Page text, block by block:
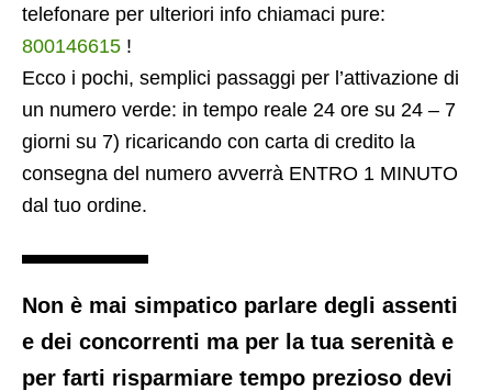
telefonare per ulteriori info chiamaci pure:
800146615 !
Ecco i pochi, semplici passaggi per l’attivazione di
un numero verde: in tempo reale 24 ore su 24 – 7
giorni su 7) ricaricando con carta di credito la
consegna del numero avverrà ENTRO 1 MINUTO
dal tuo ordine.
Non è mai simpatico parlare degli assenti
e dei concorrenti ma per la tua serenità e
per farti risparmiare tempo prezioso devi